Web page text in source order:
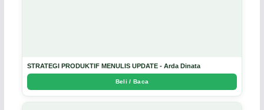
STRATEGI PRODUKTIF MENULIS UPDATE - Arda Dinata
Beli / Baca